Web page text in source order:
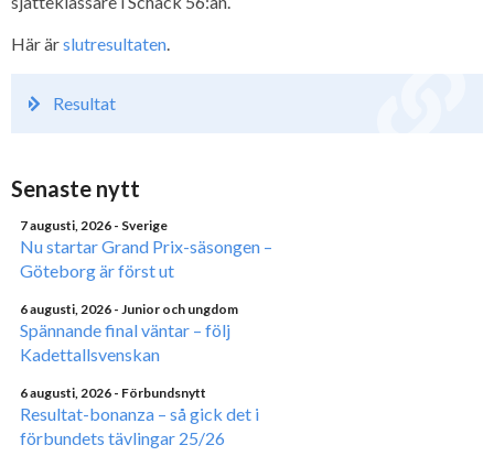
Här ärslutresultaten.
Resultat
Senaste nytt
7 augusti, 2026 - Sverige
Nu startar Grand Prix-säsongen –
Göteborg är först ut
6 augusti, 2026 - Junior och ungdom
Spännande final väntar – följ
Kadettallsvenskan
6 augusti, 2026 - Förbundsnytt
Resultat-bonanza – så gick det i
förbundets tävlingar 25/26